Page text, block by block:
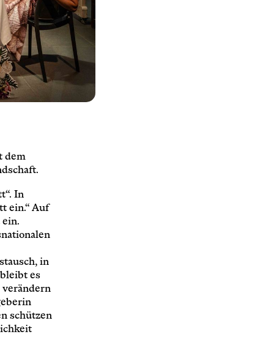
dem
In
ein.“ Auf
in
es
verändern
schützen